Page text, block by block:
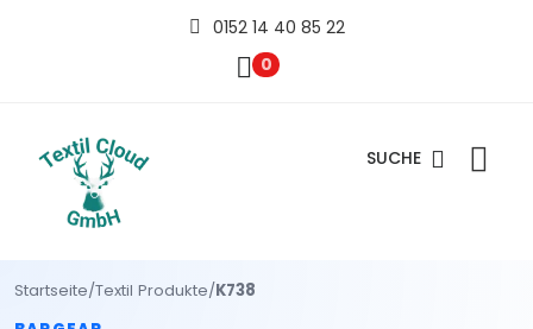
0152 14 40 85 22
0
SUCHE
Startseite/Textil Produkte/K738